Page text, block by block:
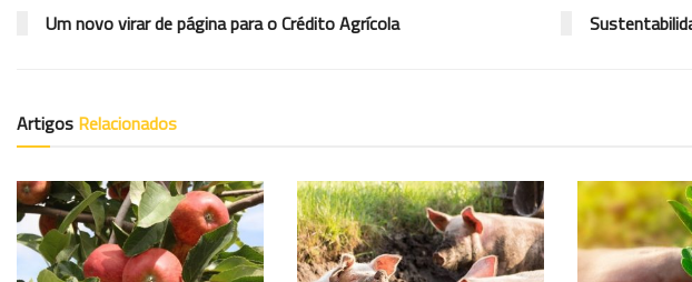
Um novo virar de página para o Crédito Agrícola
Artigos Relacionados